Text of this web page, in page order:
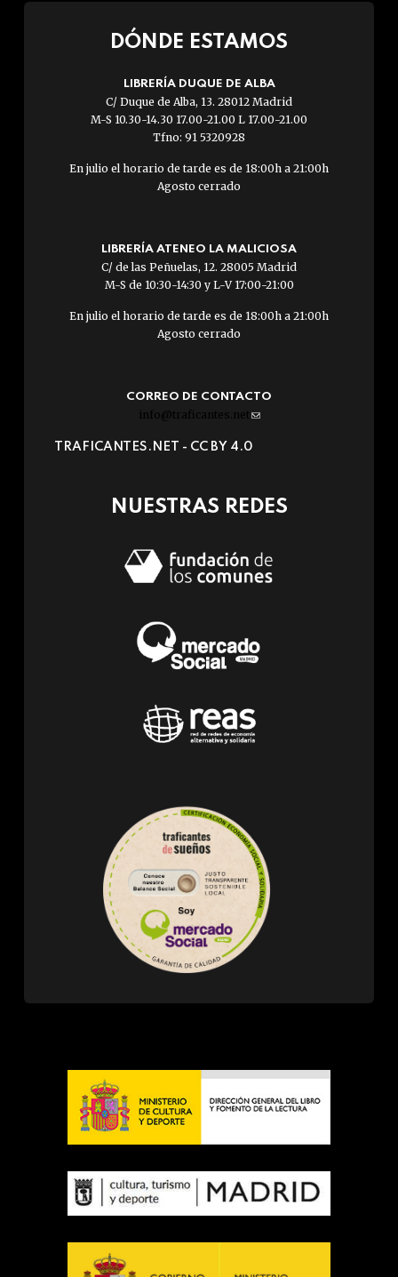
DÓNDE ESTAMOS
LIBRERÍA DUQUE DE ALBA
C/ Duque de Alba, 13. 28012 Madrid
M-S 10.30-14.30 17.00-21.00 L 17.00-21.00
Tfno: 91 5320928
En julio el horario de tarde es de 18:00h a 21:00h
Agosto cerrado
LIBRERÍA ATENEO LA MALICIOSA
C/ de las Peñuelas, 12. 28005 Madrid
M-S de 10:30-14:30 y L-V 17:00-21:00
En julio el horario de tarde es de 18:00h a 21:00h
Agosto cerrado
CORREO DE CONTACTO
info@traficantes.net (link
e-
TRAFICANTES.NET - CC BY 4.0
NUESTRAS REDES